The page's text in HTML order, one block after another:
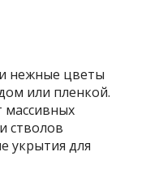
нежные цветы
или пленкой.
массивных
стволов
укрытия для